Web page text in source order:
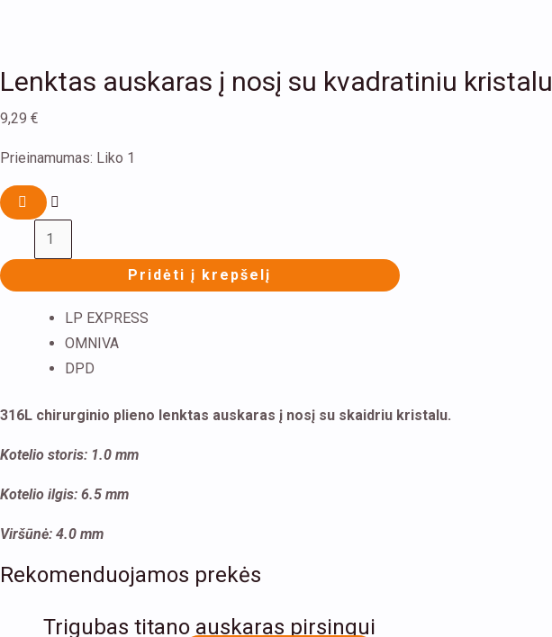
Lenktas auskaras į nosį su kvadratiniu kristalu
9,29 €
Prieinamumas: Liko 1
Pridėti į krepšelį
LP EXPRESS
OMNIVA
DPD
316L chirurginio plieno lenktas auskaras į nosį su skaidriu kristalu.
Kotelio storis: 1.0 mm
Kotelio ilgis: 6.5 mm
Viršūnė: 4.0 mm
Rekomenduojamos prekės
Trigubas titano auskaras pirsingui